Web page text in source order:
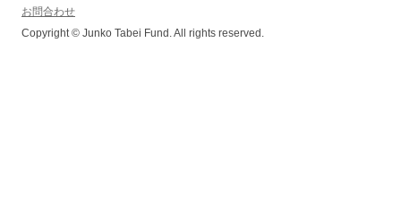
お問合わせ
Copyright © Junko Tabei Fund. All rights reserved.